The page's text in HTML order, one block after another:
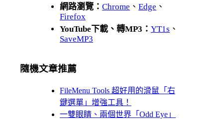
網路瀏覽： Chrome 、 Edge 、
Firefox
YouTube下載、轉MP3： YT1s 、
SaveMP3
隨機文章推薦
FileMenu Tools 超好用的滑鼠「右
鍵選單」增強工具！
一雙眼睛、兩個世界「Odd Eye」